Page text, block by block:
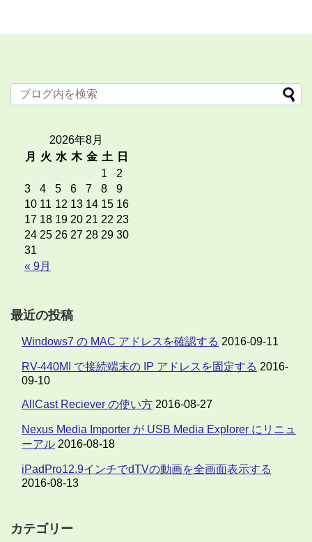
2026年8月
月
火 水 木 金 土 日
« 9月
1
2
3
4 5 6 7 8
9
10 11 12 13 14 15 16
17 18 19 20 21 22 23
24 25 26 27 28 29 30
31
最近の投稿
Windows7 の MAC アドレスを確認する 2016-09-11
RV-440MI で接続端末の IP アドレスを固定する 2016-
09-10
AllCast Reciever の使い方 2016-08-27
Nexus Media Importer が USB Media Explorer にリニュ
ーアル 2016-08-18
iPadPro12.9インチでdTVの動画を全画面表示する
2016-08-13
カテゴリー